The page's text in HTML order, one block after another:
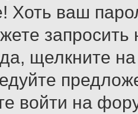
Хоть ваш
щелкните
войти на